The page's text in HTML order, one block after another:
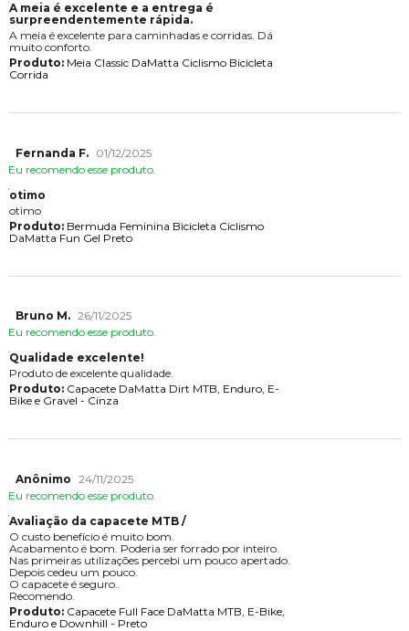
A meia é excelente e a entrega é
surpreendentemente rápida.
A meia é excelente para caminhadas e corridas. D
muito conforto.
Produto:Meia Classic DaMatta Ciclismo Bicicleta
Corrida
Fernanda F.
01/12/2025
Eu recomendo esse produto.
otimo
otimo
Produto:Bermuda Feminina Bicicleta Ciclismo
DaMatta Fun Gel Preto
Bruno M. 26/11/2025
Eu recomendo esse produto.
Qualidade excelente!
Produto de excelente qualidade.
Produto:Capacete DaMatta Dirt MTB, Enduro, E-
Bike e Gravel - Cinza
Anônimo 24/11/2025
Eu recomendo esse produto.
Avaliação da capacete MTB /
O custo benefício é muito bom.
Acabamento é bom. Poderia ser forrado por inteiro.
Nas primeiras utilizações percebi um pouco apertado.
Depois cedeu um pouco.
O capacete é seguro..
Recomendo.
Produto:Capacete Full Face DaMatta MTB, E-Bike,
Enduro e Downhill - Preto